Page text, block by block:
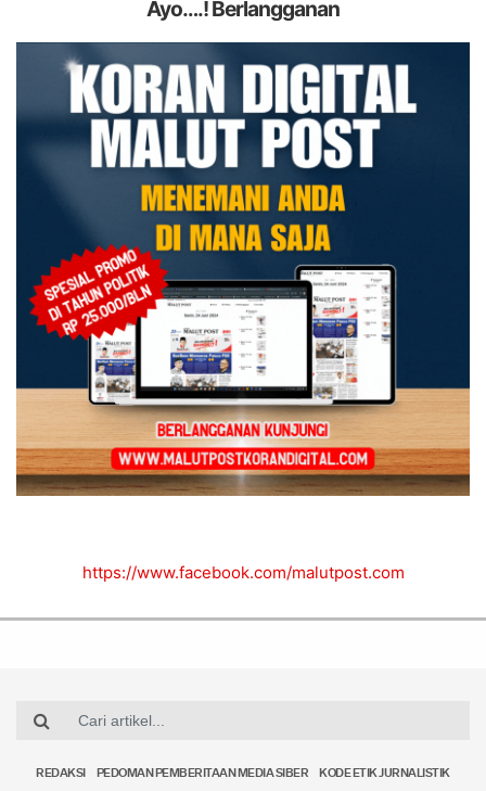
Ayo….! Berlangganan
https://www.facebook.com/malutpost.com
REDAKSI PEDOMAN PEMBERITAAN MEDIA SIBER KODE ETIK JURNALISTIK